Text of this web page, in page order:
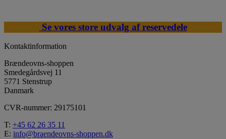
Se vores store udvalg af reservedele
Kontaktinformation
Brændeovns-shoppen
Smedegårdsvej 11
5771 Stenstrup
Danmark
CVR-nummer: 29175101
T: +45 62 26 35 11
E: info@braendeovns-shoppen.dk